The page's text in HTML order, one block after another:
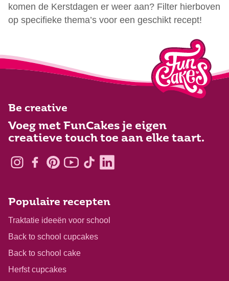
komen de Kerstdagen er weer aan? Filter hierboven
op specifieke thema’s voor een geschikt recept!
Be creative
Voeg met FunCakes je eigen
creatieve touch toe aan elke taart.
Populaire recepten
Traktatie ideeën voor school
Back to school cupcakes
Back to school cake
Herfst cupcakes